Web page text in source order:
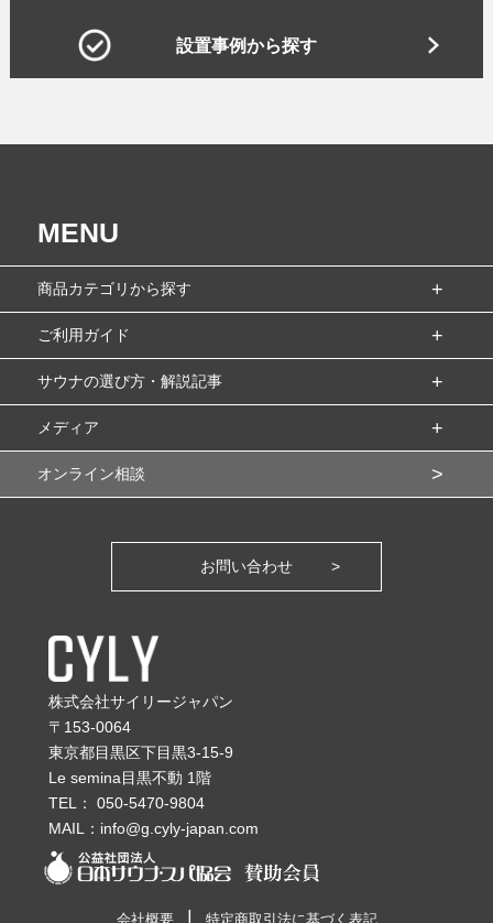
設置事例から探す
MENU
商品カテゴリから探す
ご利用ガイド
サウナの選び方・解説記事
メディア
オンライン相談
お問い合わせ
株式会社サイリージャパン
〒153-0064
東京都目黒区下目黒3-15-9
Le semina目黒不動 1階
TEL： 050-5470-9804
MAIL： info@g.cyly-japan.com
会社概要 特定商取引法に基づく表記